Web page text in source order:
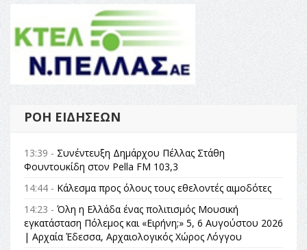
ΡΟΉ ΕΙΔΉΣΕΩΝ
13:39 - Συνέντευξη Δημάρχου Πέλλας Στάθη
Φουντουκίδη στον Pella FM 103,3
14:44 - Κάλεσμα προς όλους τους εθελοντές αιμοδότες
14:23 - Όλη η Ελλάδα ένας πολιτισμός Μουσική
εγκατάσταση Πόλεμος και «Ειρήνη;» 5, 6 Αυγούστου 2026
| Αρχαία Έδεσσα, Αρχαιολογικός Χώρος Λόγγου